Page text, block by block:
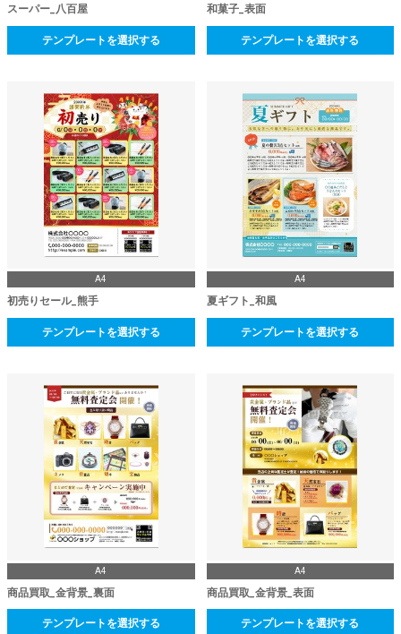
スーパー_八百屋
テンプレートを選択する
和菓子_表面
テンプレートを選択する
A4
初売りセール_熊手
テンプレートを選択する
A4
夏ギフト_和風
テンプレートを選択する
A4
商品買取_金背景_裏面
テンプレートを選択する
A4
商品買取_金背景_表面
テンプレートを選択する